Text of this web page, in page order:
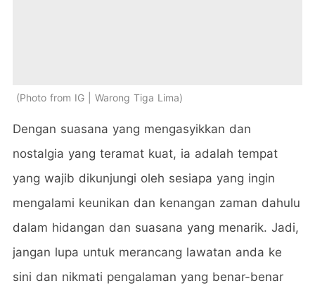
Photo from IG | Warong Tiga Lima
Dengan suasana yang mengasyikkan dan
nostalgia yang teramat kuat, ia adalah tempat
yang wajib dikunjungi oleh sesiapa yang ingin
mengalami keunikan dan kenangan zaman dahulu
dalam hidangan dan suasana yang menarik. Jadi,
jangan lupa untuk merancang lawatan anda ke
sini dan nikmati pengalaman yang benar-benar